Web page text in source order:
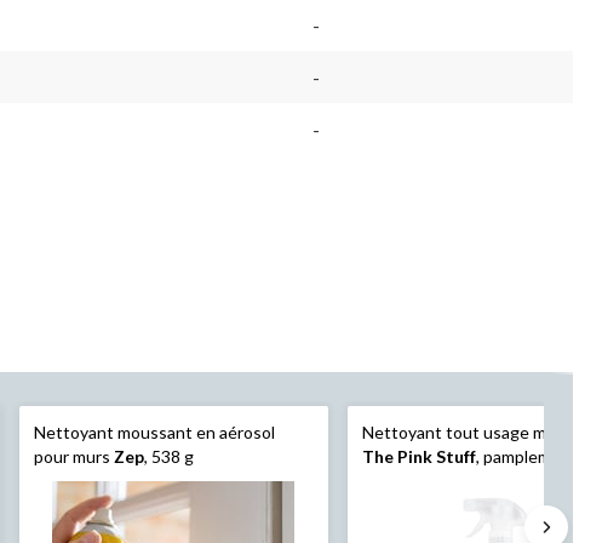
-
-
-
Nettoyant moussant en aérosol
pour murs Zep, 538 g
Nettoyant tout usage
The Pink Stuff, pamplemousse